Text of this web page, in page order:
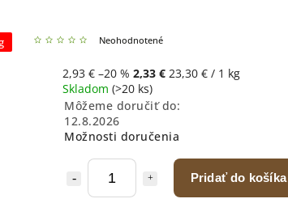
Neohodnotené
2,93 € –20 % 2,33 € 23,30 € / 1 kg
Skladom (>20 ks)
Môžeme doručiť do:
12.8.2026
Možnosti doručenia
Pridať do košíka